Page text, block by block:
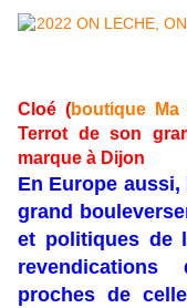
Cloé (boutique Ma
Terrot de son
marque à Dijon
En Europe
grand
et politiques de
proches de